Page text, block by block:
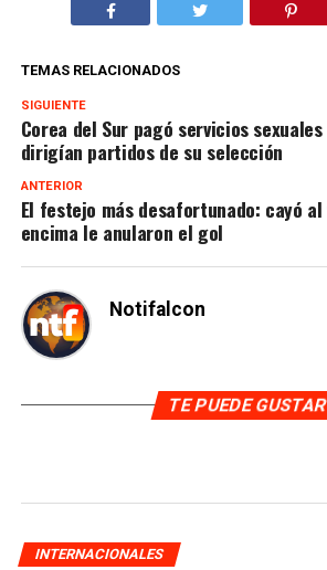
TEMAS RELACIONADOS
SIGUIENTE
Corea del Sur pagó servicios
dirigían partidos de su selección
ANTERIOR
El festejo más desafortunado: cayó
encima le anularon el gol
Notifalcon
TE PUEDE GUSTAR
INTERNACIONALES